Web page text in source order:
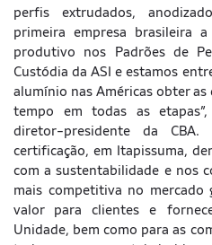
perfis extrudados,
primeira empresa brasileira
produtivo nos Padrões de
Custódia da ASI e estamos
alumínio nas Américas obter
tempo em todas as etapas”,
diretor-presidente da
certificação, em Itapissuma,
com a sustentabilidade e nos
mais competitiva no mercado
valor para clientes e
Unidade, bem como para as